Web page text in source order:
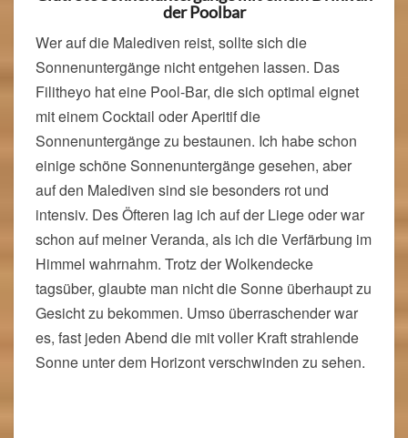
der Poolbar
Wer auf die Malediven reist, sollte sich die
Sonnenuntergänge nicht entgehen lassen. Das
Filitheyo hat eine Pool-Bar, die sich optimal eignet
mit einem Cocktail oder Aperitif die
Sonnenuntergänge zu bestaunen. Ich habe schon
einige schöne Sonnenuntergänge gesehen, aber
auf den Malediven sind sie besonders rot und
intensiv. Des Öfteren lag ich auf der Liege oder war
schon auf meiner Veranda, als ich die Verfärbung im
Himmel wahrnahm. Trotz der Wolkendecke
tagsüber, glaubte man nicht die Sonne überhaupt zu
Gesicht zu bekommen. Umso überraschender war
es, fast jeden Abend die mit voller Kraft strahlende
Sonne unter dem Horizont verschwinden zu sehen.